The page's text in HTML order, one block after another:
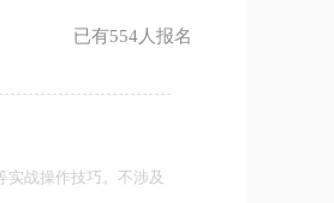
已有554人报名
战操作技巧。不涉及